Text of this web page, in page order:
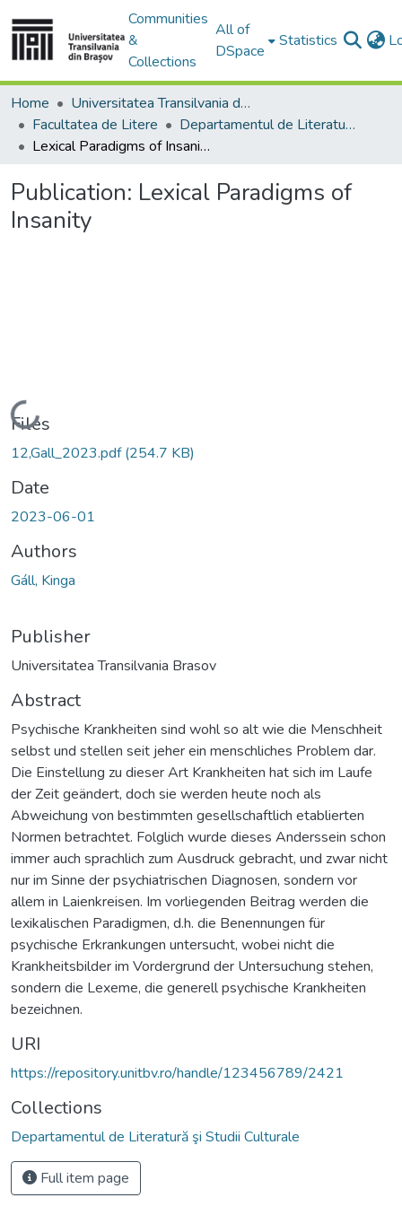
Communities
&
Collections
All of
DSpace
Statistics
Home
Universitatea Transilvania din Brasov
Facultatea de Litere
Departamentul de Literatură şi Studii Culturale
Lexical Paradigms of Insanity
Publication: Lexical Paradigms of
Insanity
Loading...
Files
12,Gall_2023.pdf(254.7 KB)
Date
2023-06-01
Authors
Gáll, Kinga
Publisher
Universitatea Transilvania Brasov
Abstract
Psychische Krankheiten sind wohl so alt wie die Menschheit
selbst und stellen seit jeher ein menschliches Problem dar.
Die Einstellung zu dieser Art Krankheiten hat sich im Laufe
der Zeit geändert, doch sie werden heute noch als
Abweichung von bestimmten gesellschaftlich etablierten
Normen betrachtet. Folglich wurde dieses Anderssein schon
immer auch sprachlich zum Ausdruck gebracht, und zwar nicht
nur im Sinne der psychiatrischen Diagnosen, sondern vor
allem in Laienkreisen. Im vorliegenden Beitrag werden die
lexikalischen Paradigmen, d.h. die Benennungen für
psychische Erkrankungen untersucht, wobei nicht die
Krankheitsbilder im Vordergrund der Untersuchung stehen,
sondern die Lexeme, die generell psychische Krankheiten
bezeichnen.
URI
https://repository.unitbv.ro/handle/123456789/2421
Collections
Departamentul de Literatură şi Studii Culturale
Full item page